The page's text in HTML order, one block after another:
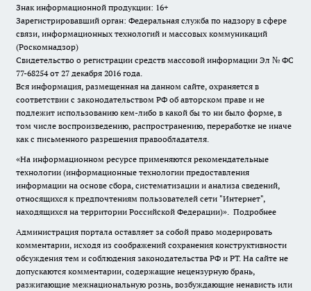
Знак информационной продукции: 16+
Зарегистрировавший орган: Федеральная служба по надзору в сфере
связи, информационных технологий и массовых коммуникаций
(Роскомнадзор)
Свидетельство о регистрации средств массовой информации Эл № ФС
77-68254 от 27 декабря 2016 года.
Вся информация, размещенная на данном сайте, охраняется в
соответствии с законодательством РФ об авторском праве и не
подлежит использованию кем-либо в какой бы то ни было форме, в
том числе воспроизведению, распространению, переработке не иначе
как с письменного разрешения правообладателя.
«На информационном ресурсе применяются рекомендательные
технологии (информационные технологии предоставления
информации на основе сбора, систематизации и анализа сведений,
относящихся к предпочтениям пользователей сети "Интернет",
находящихся на территории Российской Федерации)». Подробнее
Администрация портала оставляет за собой право модерировать
комментарии, исходя из соображений сохранения конструктивности
обсуждения тем и соблюдения законодательства РФ и РТ. На сайте не
допускаются комментарии, содержащие нецензурную брань,
разжигающие межнациональную рознь, возбуждающие ненависть или